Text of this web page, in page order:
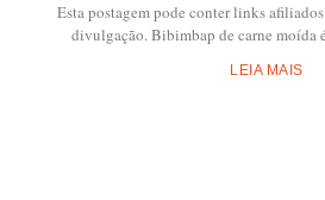
Esta postagem pode conter links
divulgação. Bibimbap de carne moída
LEIA MAIS